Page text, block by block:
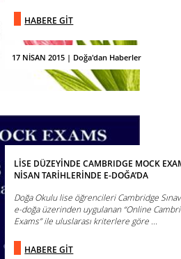
17 NİSAN 2015 | Doğa'dan Haberler
HABERE GİT
LİSE DÜZEYİNDE CAMBRIDGE MOCK
NİSAN TARİHLERİNDE E-DOĞA’DA
Doğa Okulu lise öğrencileri Cambridge
e-doğa üzerinden uygulanan “Online
Exams” ile uluslarası kriterlere göre ...
HABERE GİT